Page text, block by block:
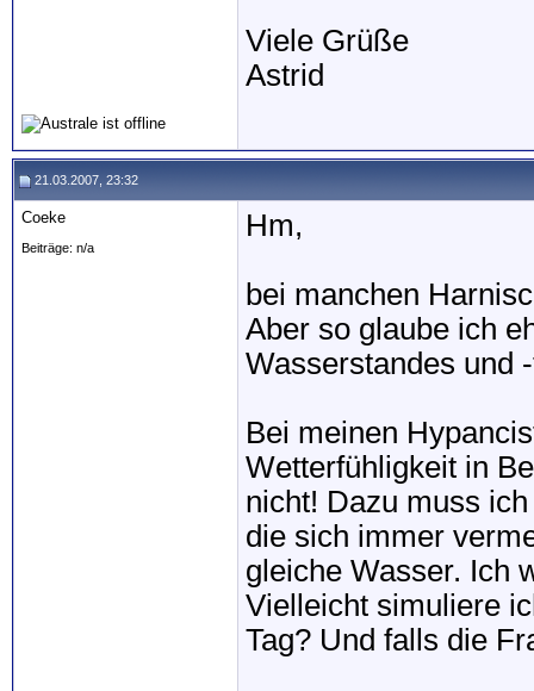
Viele Grüße
Astrid
21.03.2007, 23:32
Coeke
Beiträge: n/a
Hm,
bei manchen
Aber so glaube ich
Wasserstandes und
Bei meinen
Wetterfühligkeit in
nicht! Dazu muss
die sich immer
gleiche Wasser. Ich
Vielleicht simuliere
Tag? Und falls die